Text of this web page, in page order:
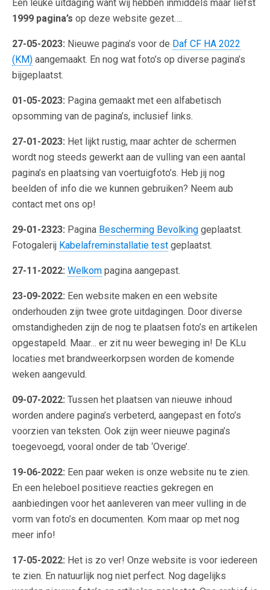
Een leuke uitdaging want wij hebben inmiddels maar liefst
1999 pagina’s op deze website gezet….
27-05-2023: Nieuwe pagina’s voor de Daf CF HA 2022
(KM) aangemaakt. En nog wat foto’s op diverse pagina’s
bijgeplaatst.
01-05-2023: Pagina gemaakt met een alfabetisch
opsomming van de pagina’s, inclusief links.
27-01-2023: Het lijkt rustig, maar achter de schermen
wordt nog steeds gewerkt aan de vulling van een aantal
pagina’s en plaatsing van voertuigfoto’s. Heb jij nog
beelden of info die we kunnen gebruiken? Neem aub
contact met ons op!
29-01-2323: Pagina Bescherming Bevolking geplaatst.
Fotogalerij Kabelafreminstallatie test geplaatst.
27-11-2022: Welkom pagina aangepast.
23-09-2022: Een website maken en een website
onderhouden zijn twee grote uitdagingen. Door diverse
omstandigheden zijn de nog te plaatsen foto’s en artikelen
opgestapeld. Maar… er zit nu weer beweging in! De KLu
locaties met brandweerkorpsen worden de komende
weken aangevuld.
09-07-2022: Tussen het plaatsen van nieuwe inhoud
worden andere pagina’s verbeterd, aangepast en foto’s
voorzien van teksten. Ook zijn weer nieuwe pagina’s
toegevoegd, vooral onder de tab ‘Overige’.
19-06-2022: Een paar weken is onze website nu te zien.
En een heleboel positieve reacties gekregen en
aanbiedingen voor het aanleveren van meer vulling in de
vorm van foto’s en documenten. Kom maar op met nog
meer info!
17-05-2022: Het is zo ver! Onze website is voor iedereen
te zien. En natuurlijk nog niet perfect. Nog dagelijks